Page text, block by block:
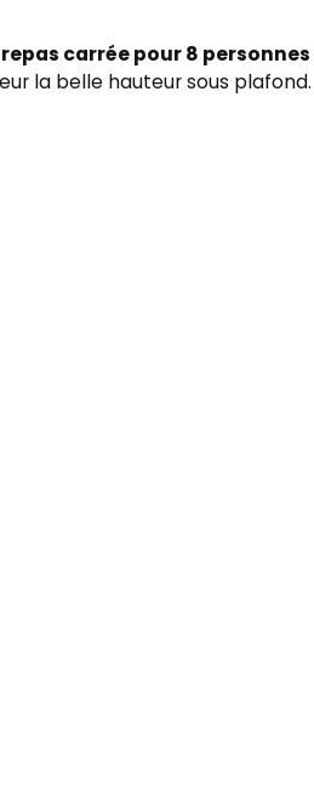
carrée pour 8 personnes
la belle hauteur sous plafond.